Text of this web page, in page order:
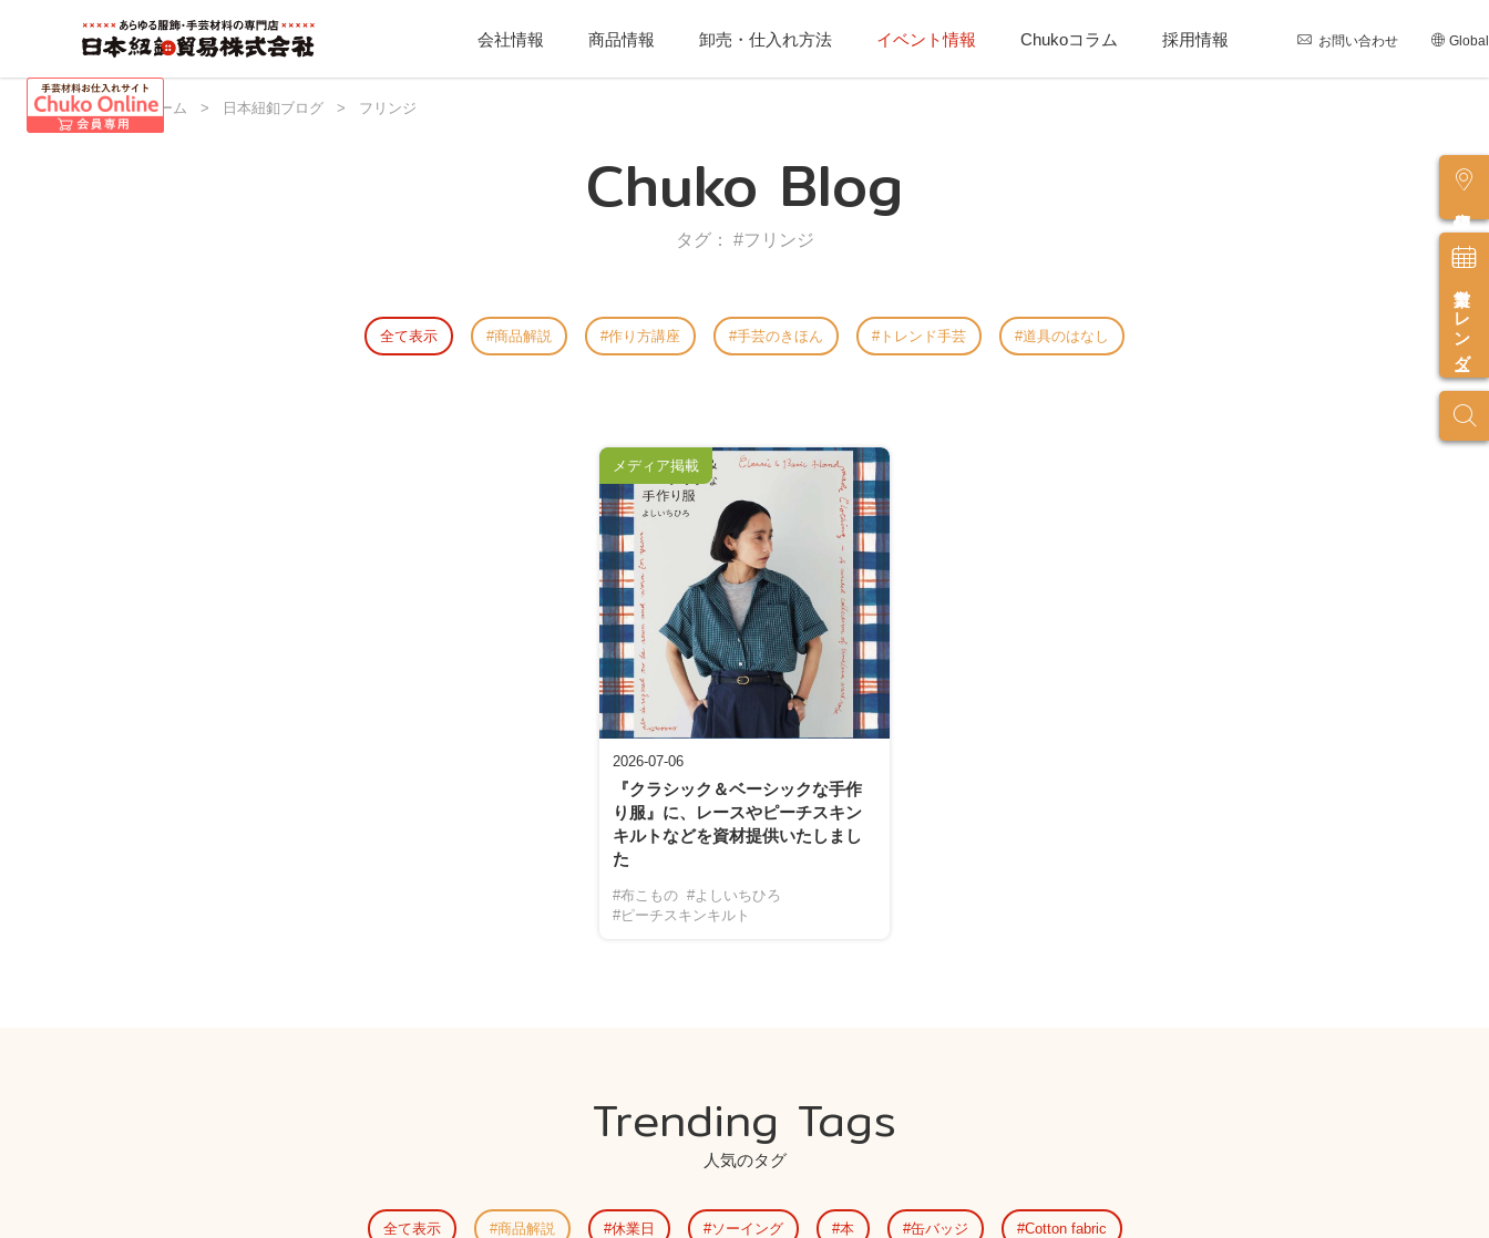
会社情報 商品情報 卸売・仕入れ方法 イベント情報 Chukoコラム 採用情報 お問い合わせ Global
営業カレンダー
日本紐釦 ホーム > 日本紐釦ブログ > フリンジ
Chuko Blog
タグ： #フリンジ
全て表示 商品解説 作り方講座 手芸のきほん トレンド手芸 道具のはなし
2026-07-06
『クラシック＆ベーシックな手作
り服』に、レースやピーチスキン
キルトなどを資材提供いたしまし
た
#布こもの #よしいちひろ
#ピーチスキンキルト
メディア掲載
Trending Tags
人気のタグ
全て表示 商品解説 休業日 ソーイング 本 缶バッジ Cotton fabric